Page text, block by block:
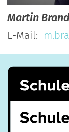
Martin
E-Mail: